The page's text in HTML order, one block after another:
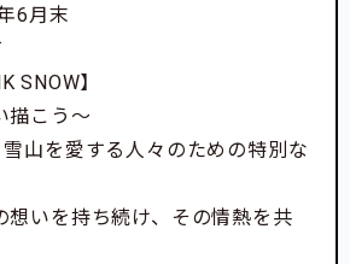
6月末
SNOW】
描こう～
山を愛する人々のための特別な
想いを持ち続け、その情熱を共